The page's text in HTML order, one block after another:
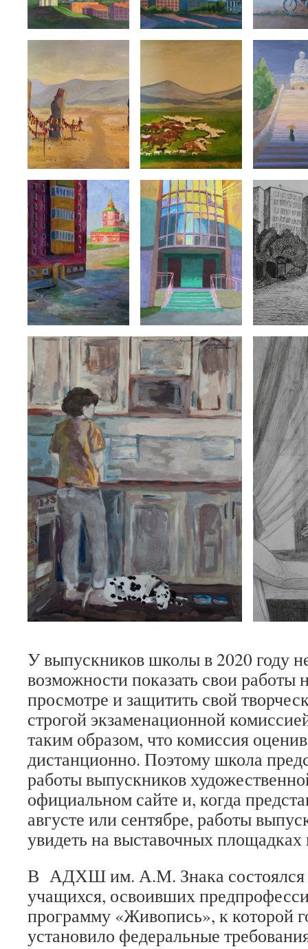
У выпускников школы в 2020 году
возможности показать свои работы
просмотре и защитить свой
строгой экзаменационной
таким образом, что комиссия
дистанционно. Поэтому школа
работы выпускников
официальном сайте и, когда
августе или сентябре, работы
увидеть на выставочных площадках
В АДХШ им. А.М. Знака состоялся
учащихся, освоивших
программу «Живопись», к которой
установило федеральные